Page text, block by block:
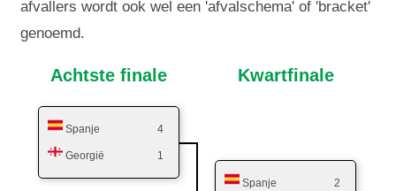
afvallers wordt ook wel een 'afvalschema' of 'bracket'
genoemd.
Achtste finale Kwartfinale
Spanje 4
Georgië 1
Spanje 2